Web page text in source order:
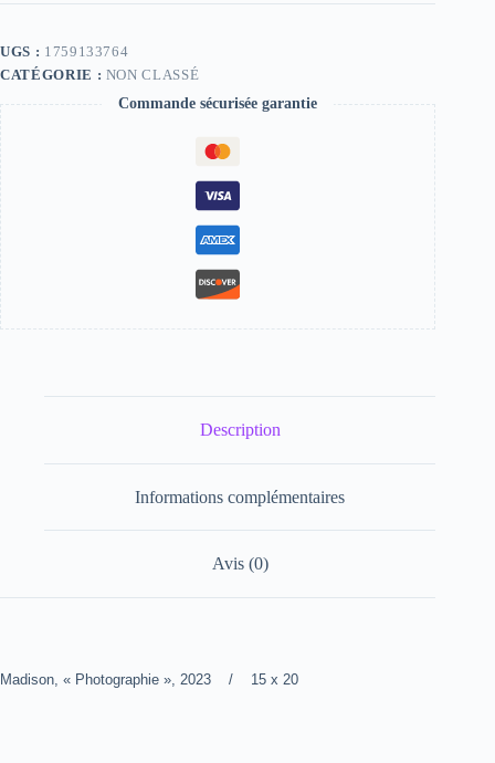
UGS : 1759133764
CATÉGORIE : NON CLASSÉ
Commande sécurisée garantie
Description
Informations complémentaires
Avis (0)
Madison, « Photographie », 2023 / 15 x 20